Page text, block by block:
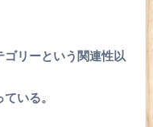
リーという関連性以
いる。